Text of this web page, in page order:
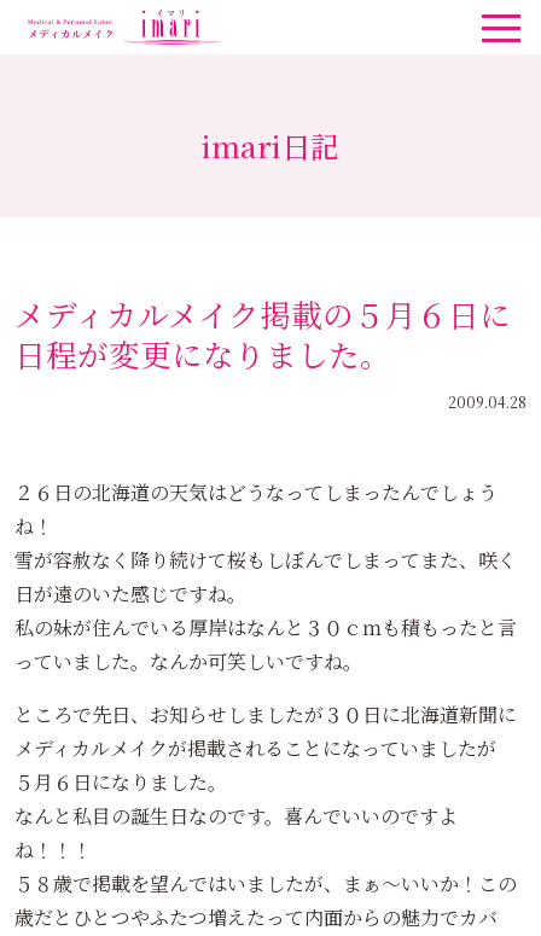
imari日記
メディカルメイク掲載の５月６日に
日程が変更になりました。
2009.04.28
２６日の北海道の天気はどうなってしまったんでしょう
ね！
雪が容赦なく降り続けて桜もしぼんでしまってまた、咲く
日が遠のいた感じですね。
私の妹が住んでいる厚岸はなんと３０ｃｍも積もったと言
っていました。なんか可笑しいですね。
ところで先日、お知らせしましたが３０日に北海道新聞に
メディカルメイクが掲載されることになっていましたが
５月６日になりました。
なんと私目の誕生日なのです。喜んでいいのですよ
ね！！！
５８歳で掲載を望んではいましたが、まぁ～いいか！この
歳だとひとつやふたつ増えたって内面からの魅力でカバ